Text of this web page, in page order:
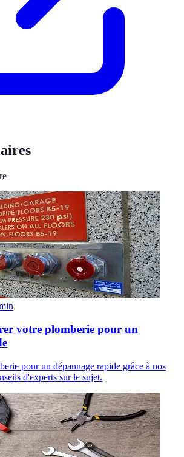
votre plomberie pour un
pour un dépannage rapide grâce à nos
d'experts sur le sujet.